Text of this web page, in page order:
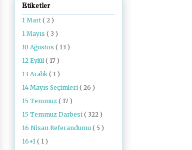
Etiketler
1 Mart ( 2 )
1 Mayıs ( 3 )
10 Ağustos ( 13 )
12 Eylül ( 17 )
13 Aralık ( 1 )
14 Mayıs Seçimleri ( 26 )
15 Temmuz ( 17 )
15 Temmuz Darbesi ( 322 )
16 Nisan Referandumu ( 5 )
16+1 ( 1 )